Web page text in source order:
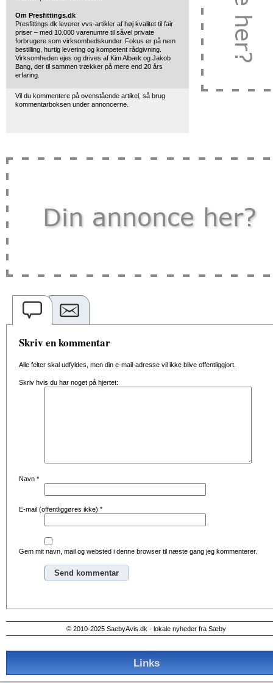
Om Presfittings.dk
Presfittings.dk leverer vvs-artikler af høj kvalitet til fair
priser – med 10.000 varenumre til såvel private
forbrugere som virksomhedskunder. Fokus er på nem
bestilling, hurtig levering og kompetent rådgivning.
Virksomheden ejes og drives af Kim Albæk og Jakob
Bang, der til sammen trækker på mere end 20 års
erfaring.
Vil du kommentere på ovenstående artikel, så brug
kommentarboksen under annoncerne.
Skriv en kommentar
Alle felter skal udfyldes, men din e-mail-adresse vil ikke blive offentliggjort.
Skriv hvis du har noget på hjertet:
Navn *
E-mail (offentliggøres ikke) *
Gem mit navn, mail og websted i denne browser til næste gang jeg kommenterer.
© 2010-2025 SaebyAvis.dk - lokale nyheder fra Sæby
Links